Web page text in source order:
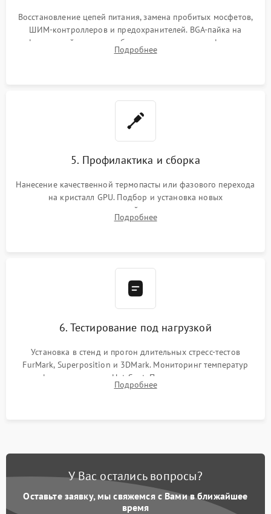
Восстановление цепей питания, замена пробитых мосфетов,
ШИМ-контроллеров и предохранителей. BGA-пайка на
инфракрасной станции реболлинг или замена графического
чипа и дефектной памяти GDDR. Прошивка BIOS
Подробнее
5. Профилактика и сборка
Нанесение качественной термопасты или фазового перехода
на кристалл GPU. Подбор и установка новых
термопрокладок правильной толщины на память и цепи
питания. Монтаж радиатора и бэкплейта, подключение и
Подробнее
6. Тестирование под нагрузкой
Установка в стенд и прогон длительных стресс-тестов
FurMark, Superposition и 3DMark. Мониторинг температур
графического чипа и Hot Spot. Проверка на отсутствие
артефактов изображения, вылетов драйвера и зависаний.
Подробнее
У Вас остались вопросы?
Оставьте заявку, мы свяжемся с Вами в ближайшее
время